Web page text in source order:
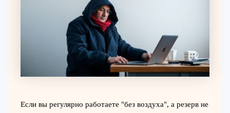
Если вы регулярно работаете "без воздуха", а резерв не